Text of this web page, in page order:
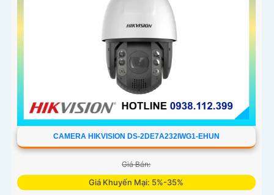
CAMERA HIKVISION DS-2DE7A232IWG1-EHUN
Giá Bán:
Giá Khuyến Mại: 5%-35%